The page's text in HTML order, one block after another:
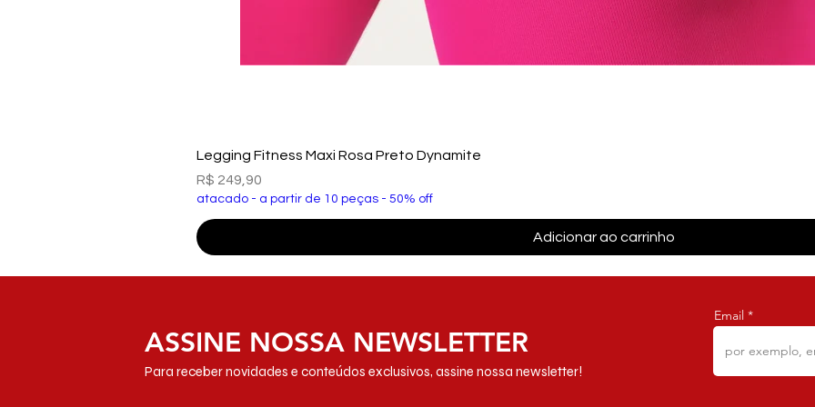
Legging Fitness Maxi Rosa Preto Dynamite
Preço
R$ 249,90
atacado - a partir de 10 peças - 50% off
Adicionar ao carrinho
ASSINE NOSSA NEWSLETTER
Para receber novidades e conteúdos exclusivos, assine nossa newsletter!
Email